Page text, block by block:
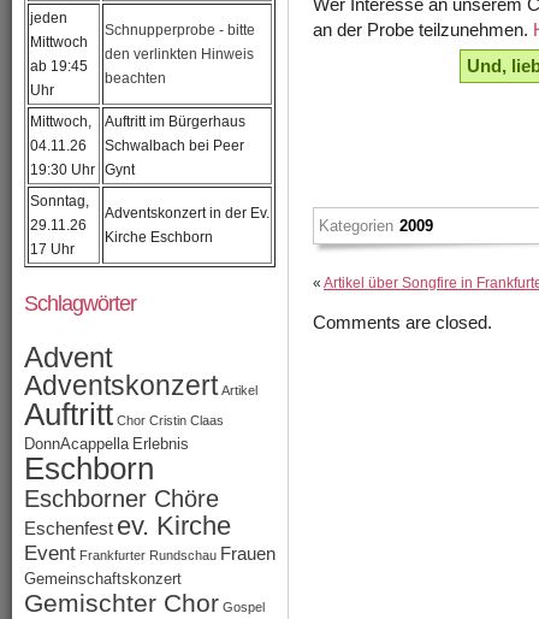
Wer Interesse an unserem
an der Probe teilzunehmen.
Und,
Kategorien 2009
« Artikel über Songfire in
Comments are closed.
jeden
Mittwoch
ab 19:45
Uhr
Schnupperprobe - bitte
den verlinkten Hinweis
beachten
Mittwoch,
04.11.26
19:30 Uhr
Auftritt im Bürgerhaus
Schwalbach bei Peer
Gynt
Sonntag,
29.11.26
17 Uhr
Adventskonzert in der Ev.
Kirche Eschborn
Schlagwörter
Advent
Adventskonzert Artikel
Auftritt Chor Cristin Claas
DonnAcappella Erlebnis
Eschborn
Eschborner Chöre
Eschenfest ev. Kirche
Event Frankfurter Rundschau Frauen
Gemeinschaftskonzert
Gemischter Chor Gospel